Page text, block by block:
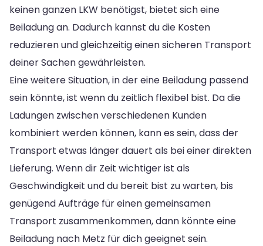
keinen ganzen LKW benötigst, bietet sich eine
Beiladung an. Dadurch kannst du die Kosten
reduzieren und gleichzeitig einen sicheren Transport
deiner Sachen gewährleisten.
Eine weitere Situation, in der eine Beiladung passend
sein könnte, ist wenn du zeitlich flexibel bist. Da die
Ladungen zwischen verschiedenen Kunden
kombiniert werden können, kann es sein, dass der
Transport etwas länger dauert als bei einer direkten
Lieferung. Wenn dir Zeit wichtiger ist als
Geschwindigkeit und du bereit bist zu warten, bis
genügend Aufträge für einen gemeinsamen
Transport zusammenkommen, dann könnte eine
Beiladung nach Metz für dich geeignet sein.